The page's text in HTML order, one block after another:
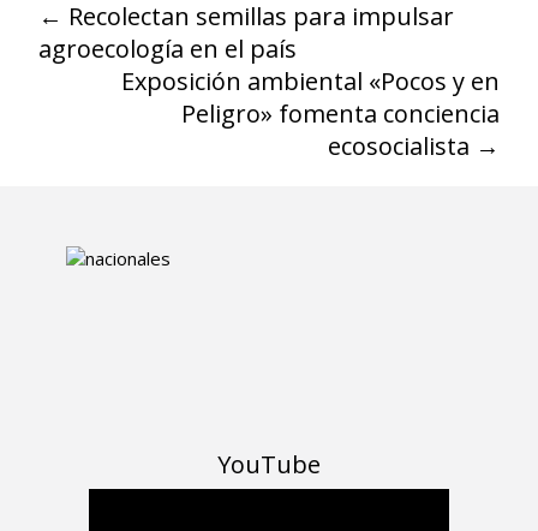
← Recolectan semillas para impulsar
agroecología en el país
Exposición ambiental «Pocos y en
Peligro» fomenta conciencia
ecosocialista →
YouTube